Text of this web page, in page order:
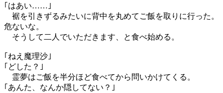
｢はあい……｣
裾を引きずるみたいに背中を丸めてご飯を取りに行った。
危ないな。
そうして二人でいただきます、と食べ始める。
｢ねえ魔理沙｣
｢どした？｣
霊夢はご飯を半分ほど食べてから問いかけてくる。
｢あんた、なんか隠してない？｣